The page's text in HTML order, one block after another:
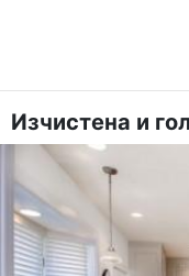
Изчистена и